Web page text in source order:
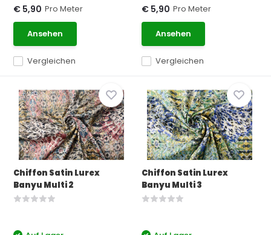
Vergleichen
€ 5,90 Pro Meter
Ansehen
Vergleichen
€ 5,90 Pro Meter
Ansehen
Chiffon Satin Lurex
Banyu Multi 2
Chiffon Satin Lurex
Banyu Multi 3